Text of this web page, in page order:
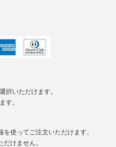
択いただけます。
す。
使ってご注文いただけます。
けません。